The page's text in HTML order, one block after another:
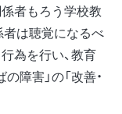
者もろう学校教
者は聴覚になるべ
為を行い、教育
障害」の「改善・